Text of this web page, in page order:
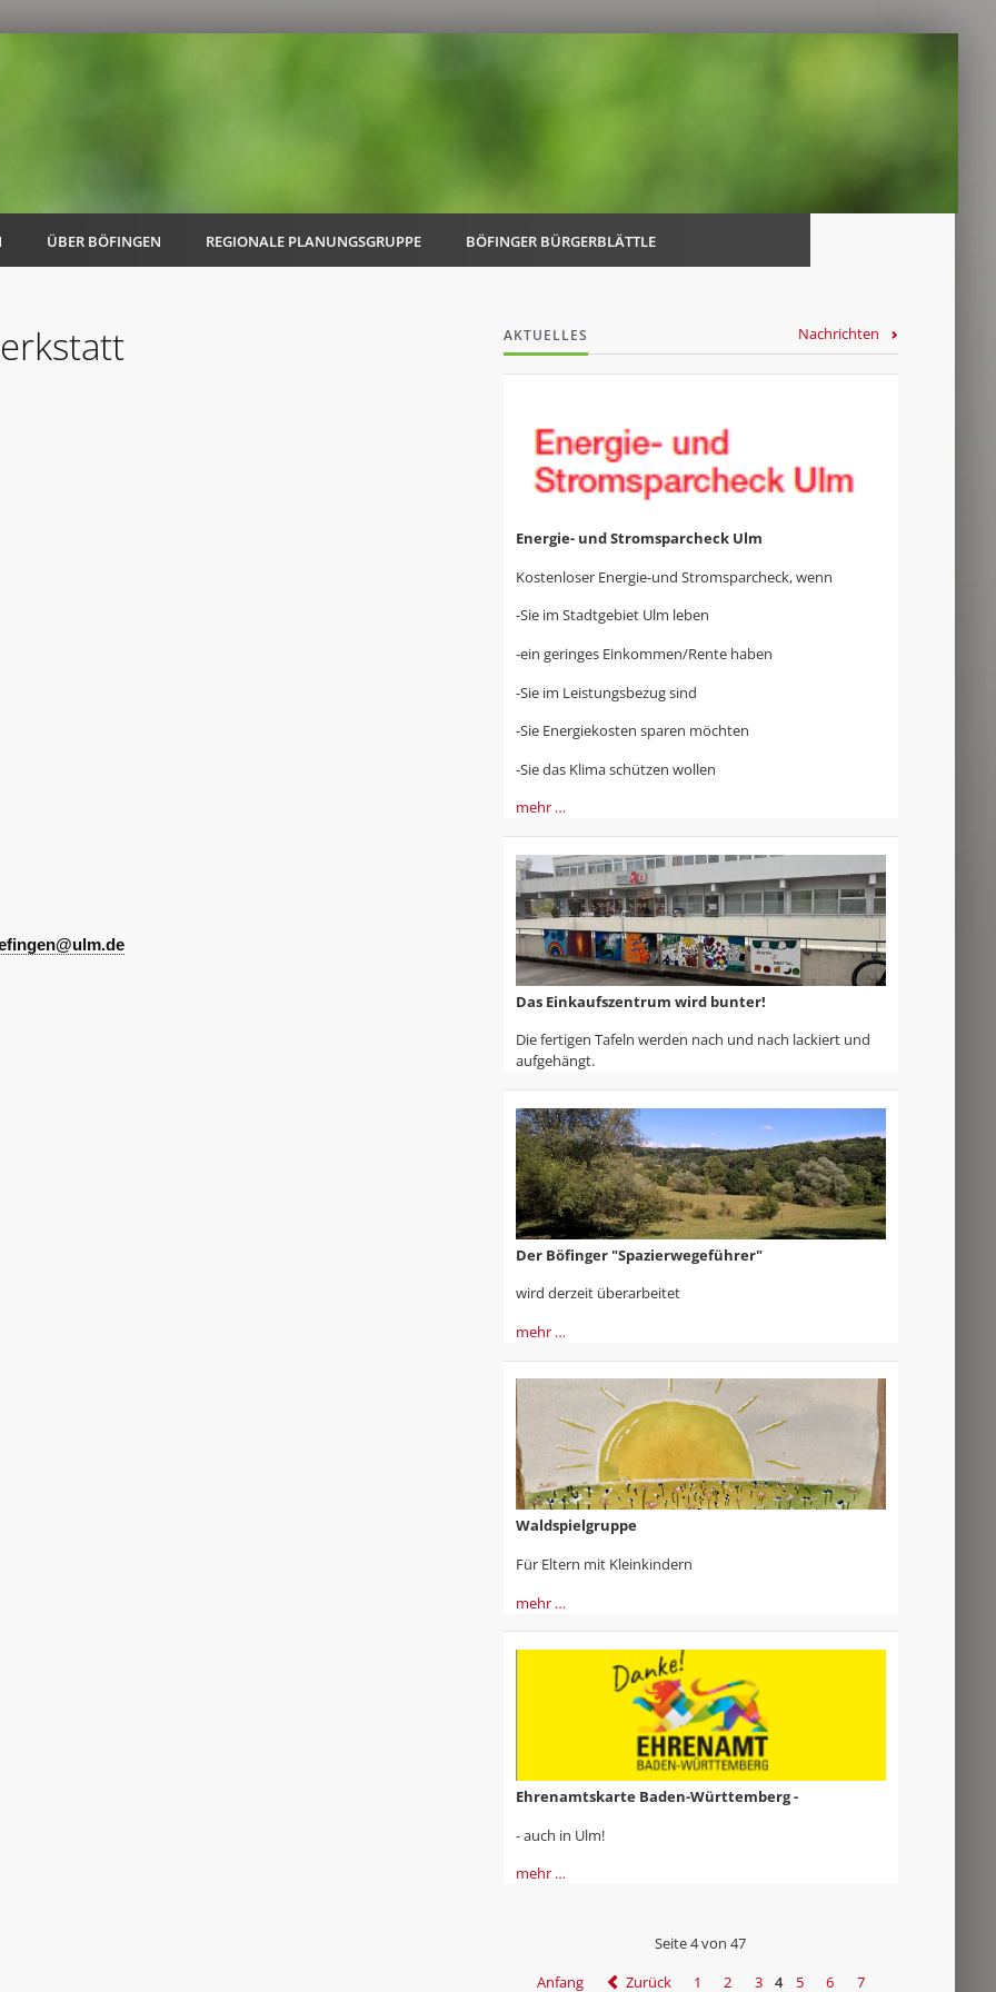
ÜBER BÖFINGEN REGIONALE PLANUNGSGRUPPE BÖFINGER BÜRGERBLÄTTLE
AKTUELLES Nachrichten
Energie- und Stromsparcheck Ulm
Kostenloser Energie-und Stromsparcheck, wenn
-Sie im Stadtgebiet Ulm leben
-ein geringes Einkommen/Rente haben
-Sie im Leistungsbezug sind
-Sie Energiekosten sparen möchten
-Sie das Klima schützen wollen
mehr …
Das Einkaufszentrum wird bunter!
Die fertigen Tafeln werden nach und nach lackiert und
aufgehängt.
Der Böfinger "Spazierwegeführer"
wird derzeit überarbeitet
mehr …
Waldspielgruppe
Für Eltern mit Kleinkindern
mehr …
Ehrenamtskarte Baden-Württemberg -
- auch in Ulm!
mehr …
Seite 4 von 47
Anfang
Zurück 1 2 3 4 5 6 7